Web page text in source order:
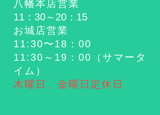
八幡本店営業
11：30～20：15
お城店営業
11:30〜18：00
​11:30～19：00（サマータ
イム）
木曜日、金曜日定休日